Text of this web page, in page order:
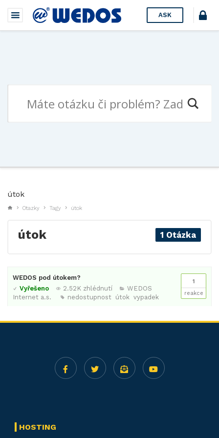
ASK
útok
Otazky Tagy útok
útok 1 Otázka
1
reakce
WEDOS pod útokem?
Vyřešeno
2.52K zhlédnutí
WEDOS
Internet a.s.
nedostupnost útok vypadek
HOSTING